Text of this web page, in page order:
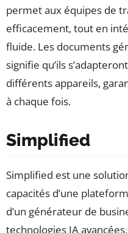
permet aux équipes de
efficacement, tout en
fluide. Les documents
signifie qu’ils
différents appareils,
à chaque fois.
Simplified
Simplified est une
capacités d’une
d’un générateur de
technologies IA